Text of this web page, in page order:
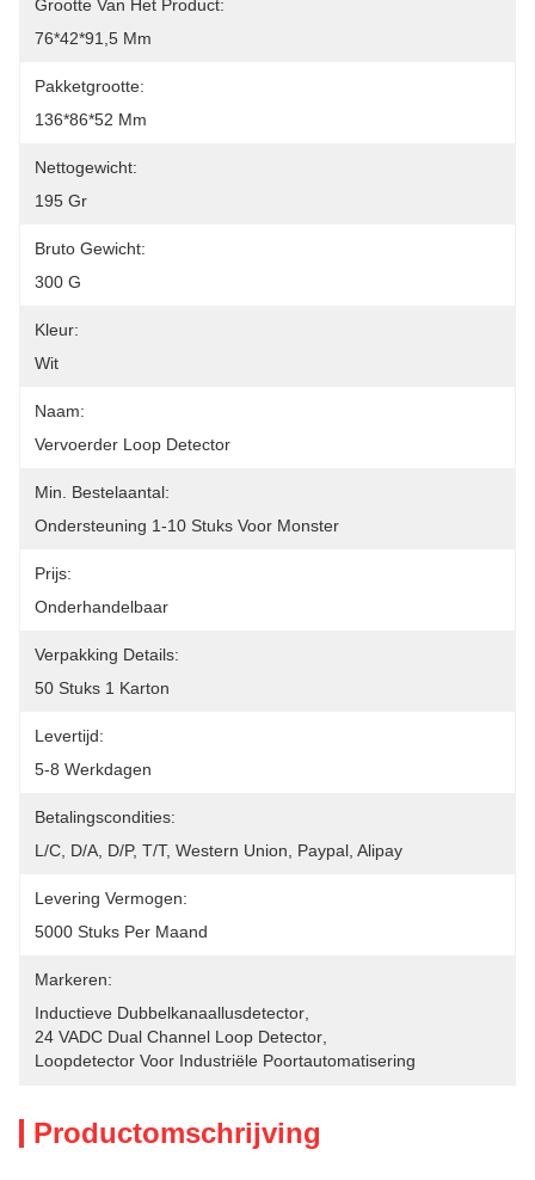
Grootte Van Het Product:
76*42*91,5 Mm
Pakketgrootte:
136*86*52 Mm
Nettogewicht:
195 Gr
Bruto Gewicht:
300 G
Kleur:
Wit
Naam:
Vervoerder Loop Detector
Min. Bestelaantal:
Ondersteuning 1-10 Stuks Voor Monster
Prijs:
Onderhandelbaar
Verpakking Details:
50 Stuks 1 Karton
Levertijd:
5-8 Werkdagen
Betalingscondities:
L/C, D/A, D/P, T/T, Western Union, Paypal, Alipay
Levering Vermogen:
5000 Stuks Per Maand
Markeren:
Inductieve Dubbelkanaallusdetector
24 VADC Dual Channel Loop Detector
Loopdetector Voor Industriële Poortautomatisering
Productomschrijving